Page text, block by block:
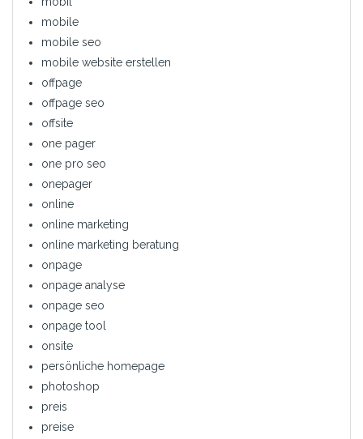
mobile
mobile seo
mobile website erstellen
offpage
offpage seo
offsite
one pager
one pro seo
onepager
online
online marketing
online marketing beratung
onpage
onpage analyse
onpage seo
onpage tool
onsite
persönliche homepage
photoshop
preis
preise